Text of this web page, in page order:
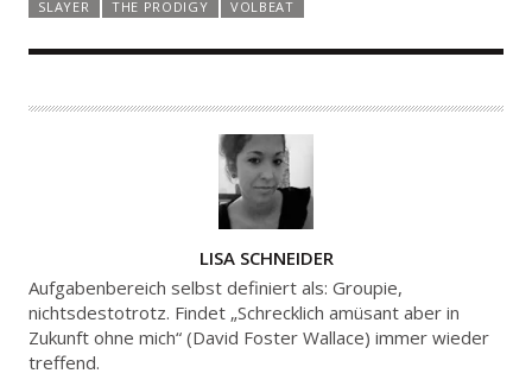
SLAYER
THE PRODIGY VOLBEAT
U
T
O
R
LISA SCHNEIDER
Aufgabenbereich selbst definiert als: Groupie,
nichtsdestotrotz. Findet „Schrecklich amüsant aber in
Zukunft ohne mich“ (David Foster Wallace) immer wieder
treffend.